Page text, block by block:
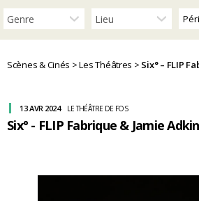
Scènes & Cinés >Les Théâtres > Six° – FLIP
Six° - FLIP Fabrique & Jamie
13 AVR 2024 LE THÉÂTRE DE FOS